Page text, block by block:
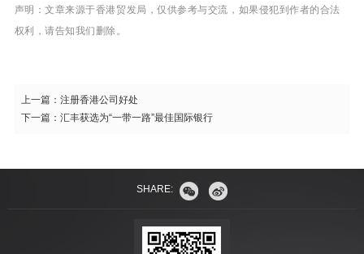
声明：文章来源于香港贸发局，仅供参考与交流，如果侵犯到作者的合法
权利，请告知我们删除。
上一篇： 注册香港公司好处
下一篇： 汇丰获选为“一带一路”最佳国际银行
SHARE: